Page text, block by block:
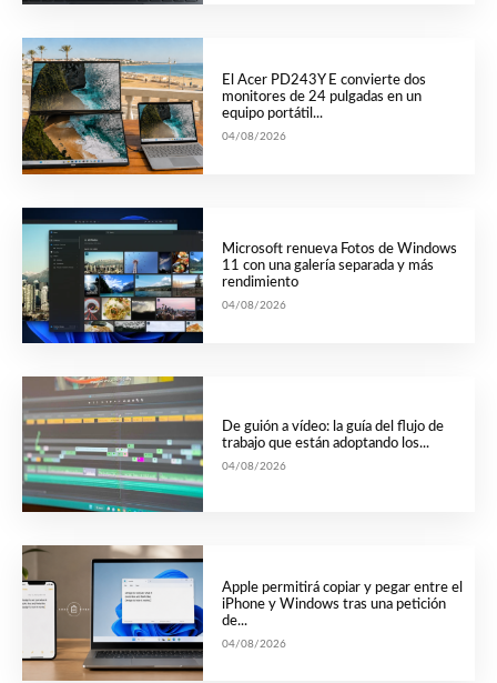
El Acer PD243Y E convierte dos
monitores de 24 pulgadas en un
equipo portátil...
04/08/2026
Microsoft renueva Fotos de Windows
11 con una galería separada y más
rendimiento
04/08/2026
De guión a vídeo: la guía del flujo de
trabajo que están adoptando los...
04/08/2026
Apple permitirá copiar y pegar entre el
iPhone y Windows tras una petición
de...
04/08/2026